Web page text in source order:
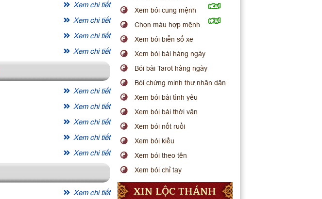
Xem chi tiết
Xem chi tiết
Xem chi tiết
Xem chi tiết
Xem chi tiết
Xem chi tiết
Xem chi tiết
Xem chi tiết
Xem chi tiết
Xem chi tiết
Xem bói cung mệnh
Chọn màu hợp mệnh
Xem bói biển số xe
Xem bói bài hàng ngày
Bói bài Tarot hàng ngày
Bói chứng minh thư nhân dân
Xem bói bài tình yêu
Xem bói bài thời vận
Xem bói nốt ruồi
Xem bói kiều
Xem bói theo tên
Xem bói chỉ tay
XIN LỘC THÁNH